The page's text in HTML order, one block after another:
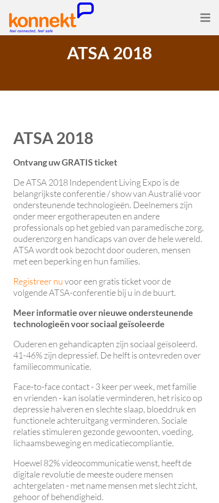
ATSA 2018
ATSA 2018
Ontvang uw GRATIS ticket
De ATSA 2018 Independent Living Expo is de
belangrijkste conferentie / show van Australië voor
ondersteunende technologieën. Deelnemers zijn
onder meer ergotherapeuten en andere
professionals op het gebied van paramedische zorg,
ouderenzorg en handicaps van over de hele wereld.
ATSA wordt ook bezocht door ouderen, mensen
met een beperking en hun families.
Registreer nuvoor een gratis ticket voor de
volgende ATSA-conferentie bij u in de buurt.
Meer informatie over nieuwe ondersteunende
technologieën voor sociaal geïsoleerde
Ouderen en gehandicapten zijn sociaal geïsoleerd.
41-46% zijn depressief. De helft is ontevreden over
familiecommunicatie.
Face-to-face contact - 3 keer per week, met familie
en vrienden - kan isolatie verminderen, het risico op
depressie halveren en slechte slaap, bloeddruk en
functionele achteruitgang verminderen. Sociale
relaties stimuleren gezonde gewoonten, voeding,
lichaamsbeweging en medicatiecompliantie.
Hoewel 82% videocommunicatie wenst, heeft de
digitale revolutie de meeste oudere mensen
achtergelaten - met name mensen met slecht zicht,
gehoor of behendigheid.